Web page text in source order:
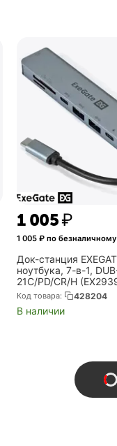
1 005₽
1 005₽ по безналичному
Док-станция
ноутбука, 7-в-1,
21C/PD/CR/H
Код товара: 428204
В наличии